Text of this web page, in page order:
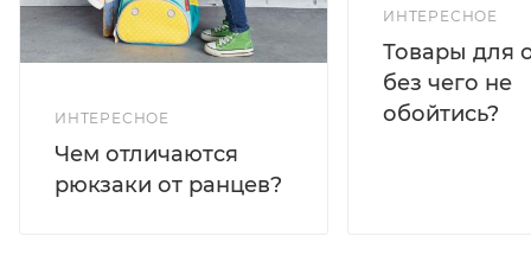
ИНТЕРЕСНОЕ
Чем отличаются
рюкзаки от ранцев?
ИНТЕРЕСНОЕ
Товары для
без чего не
обойтись?